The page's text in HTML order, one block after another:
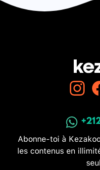
Abonne-toi à
les contenus en